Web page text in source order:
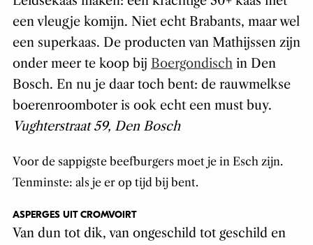
een vleugje komijn. Niet echt Brabants, maar wel
een superkaas. De producten van Mathijssen zijn
onder meer te koop bij Boergondischin Den
Bosch. En nu je daar toch bent: de rauwmelkse
boerenroomboter is ook echt een must buy.
Vughterstraat 59, Den Bosch
Voor de sappigste beefburgers moet je in Esch zijn.
Tenminste: als je er op tijd bij bent.
ASPERGES UIT CROMVOIRT
Van dun tot dik, van ongeschild tot geschild en